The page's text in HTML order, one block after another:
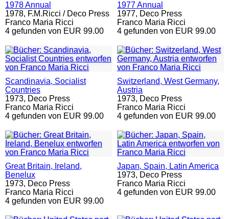
1978 Annual
1978, F.M.Ricci / Deco Press
Franco Maria Ricci
4 gefunden von EUR 99.00
1977 Annual
1977, Deco Press
Franco Maria Ricci
4 gefunden von EUR 99.00
Scandinavia, Socialist
Countries
1973, Deco Press
Franco Maria Ricci
4 gefunden von EUR 99.00
Switzerland, West Germany,
Austria
1973, Deco Press
Franco Maria Ricci
4 gefunden von EUR 99.00
Great Britain, Ireland,
Benelux
1973, Deco Press
Franco Maria Ricci
4 gefunden von EUR 99.00
Japan, Spain, Latin America
1973, Deco Press
Franco Maria Ricci
4 gefunden von EUR 99.00